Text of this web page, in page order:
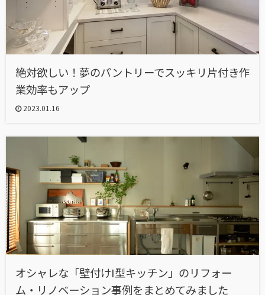
絶対欲しい！夢のパントリーでスッキリ片付き作
業効率もアップ
2023.01.16
オシャレな「壁付けI型キッチン」のリフォー
ム・リノベーション事例をまとめてみました